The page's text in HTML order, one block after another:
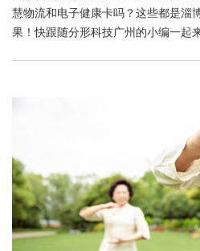
慧物流和电子健康卡吗？这些都是淄
果！快跟随分形科技广州的小编一起